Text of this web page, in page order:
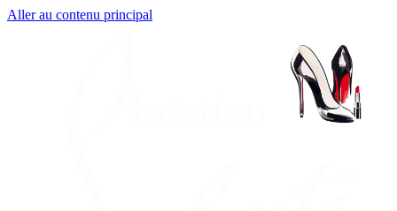
Aller au contenu principal